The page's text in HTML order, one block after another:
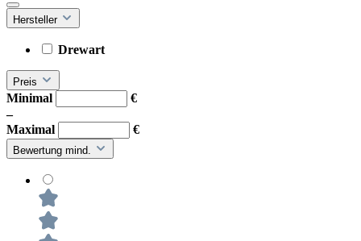
Hersteller
Drewart
Preis
Minimal
€
–
Maximal
€
Bewertung mind.